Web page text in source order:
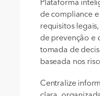
de compliance
requisitos
de prevenção e
tomada de
baseada nos
Centralize